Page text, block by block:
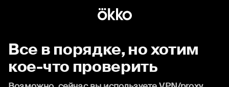
Все в порядке, но хотим
кое-что проверить